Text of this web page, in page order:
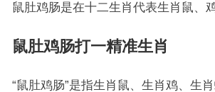
鼠肚鸡肠是在十二生肖代表生肖鼠、
鼠肚鸡肠打一精准生肖
“鼠肚鸡肠”是指生肖鼠、生肖鸡、生肖